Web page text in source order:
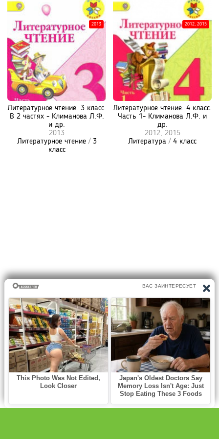
Литературное чтение. 3 класс.
В 2 частях - Климанова Л.Ф.
и др.
2013
Литературное чтение/ 3
класс
2013
Литературное чтение. 4 класс.
Часть 1- Климанова Л.Ф. и
др.
2012, 2015
Литература / 4 класс
2012, 2015